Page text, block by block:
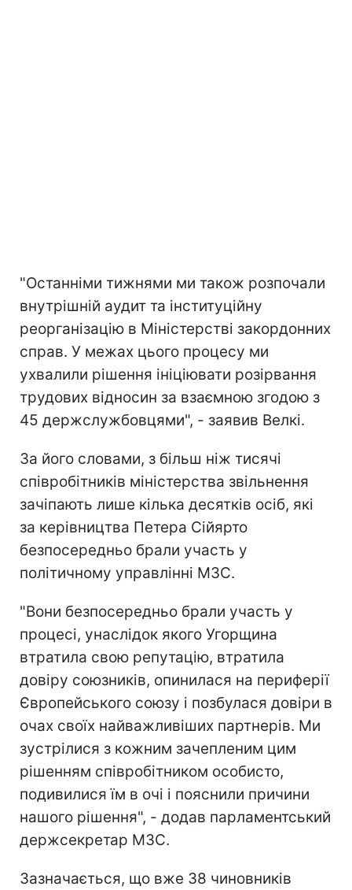
"Останніми тижнями ми також розпочали
внутрішній аудит та інституційну
реорганізацію в Міністерстві закордонних
справ. У межах цього процесу ми
ухвалили рішення ініціювати розірвання
трудових відносин за взаємною згодою з
45 держслужбовцями", - заявив Велкі.
За його словами, з більш ніж тисячі
співробітників міністерства звільнення
зачіпають лише кілька десятків осіб, які
за керівництва Петера Сійярто
безпосередньо брали участь у
політичному управлінні МЗС.
"Вони безпосередньо брали участь у
процесі, унаслідок якого Угорщина
втратила свою репутацію, втратила
довіру союзників, опинилася на периферії
Європейського союзу і позбулася довіри в
очах своїх найважливіших партнерів. Ми
зустрілися з кожним зачепленим цим
рішенням співробітником особисто,
подивилися їм в очі і пояснили причини
нашого рішення", - додав парламентський
держсекретар МЗС.
Зазначається, що вже 38 чиновників